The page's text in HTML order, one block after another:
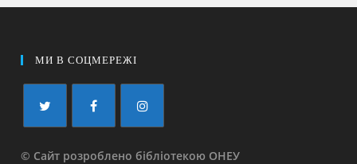
МИ В СОЦМЕРЕЖІ
© Сайт розроблено бібліотекою ОНЕУ